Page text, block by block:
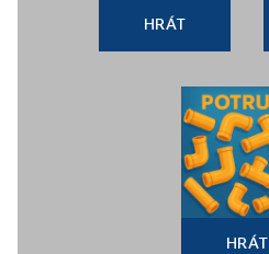
HRÁT
HRÁT